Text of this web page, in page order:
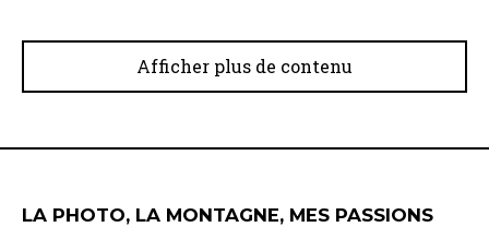
LA PHOTO, LA MONTAGNE, MES PASSIONS